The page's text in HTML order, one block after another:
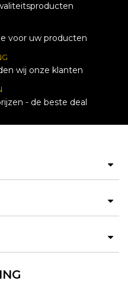
voor uw producten
wij onze klanten
- de beste deal